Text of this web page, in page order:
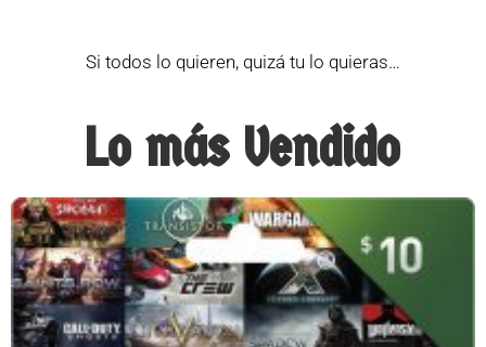
Si todos lo quieren, quizá tu lo quieras…
Lo más Vendido